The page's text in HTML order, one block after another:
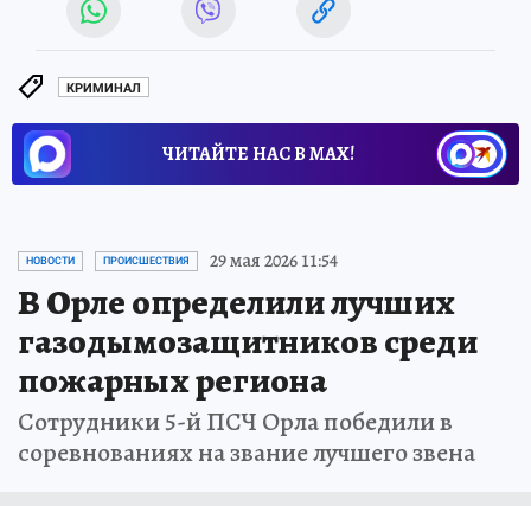
КРИМИНАЛ
ЧИТАЙТЕ НАС В МАХ!
НОВОСТИ ПРОИСШЕСТВИЯ 29 мая 2026 11:54
В Орле определили лучших
газодымозащитников среди
пожарных региона
Сотрудники 5-й ПСЧ Орла победили в
соревнованиях на звание лучшего звена